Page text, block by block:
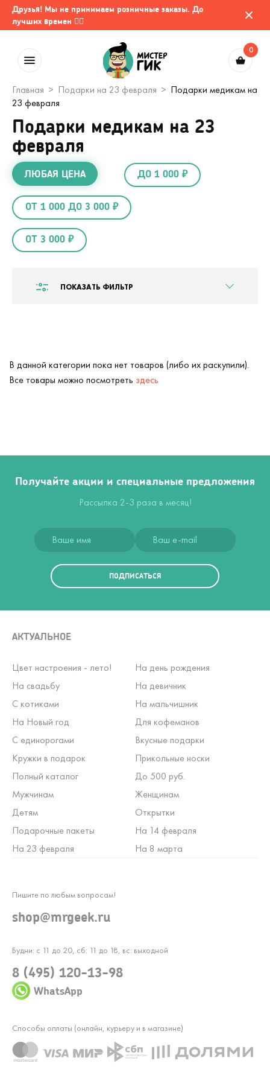
Друзья! Мы не принимаем розничные заказы. До
лучших времен 🤷‍♂️
0
Главная Подарки на 23 февраля
Подарки медикам на
23 февраля
Подарки медикам на 23
февраля
ЛЮБАЯ ЦЕНА ДО 1 000 ₽
ОТ 1 000 ДО 3 000 ₽
ОТ 3 000 ₽
ПОКАЗАТЬ ФИЛЬТР
В данной категории пока нет товаров (либо их раскупили).
Все товары можно посмотреть здесь
Получайте акции и специальные предложения
Рассылка 2-3 раза в месяц!
ПОДПИСАТЬСЯ
АКТУАЛЬНОЕ
Цвет настроения - лето!
На день рождения
На свадьбу
На девичник
С котиками
На мальчишник
На Новый год
Для кофеманов
С единорогами
Вкусные подарки
Кружки в подарок
Прикольные носки
Полный каталог
До 500 руб.
Мужчинам
Женщинам
Детям
Открытки
Подарочные пакеты
На 14 февраля
На 23 февраля
На 8 марта
Будни: с 11 до 20, сб: 11 до 18, вс: выходной
8 (495) 120-13-98
WhatsApp
Пишите по любым вопросам!
shop@mrgeek.ru
Способы оплаты (онлайн, курьеру и в магазине)